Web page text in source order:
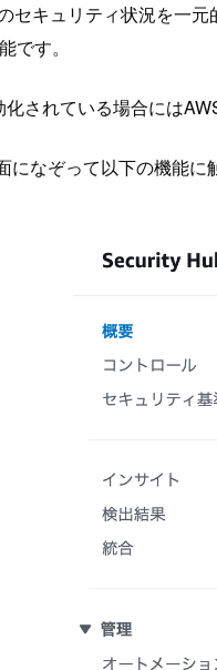
キュリティ状況を一
です。
されている場合には
なぞって以下の機能に